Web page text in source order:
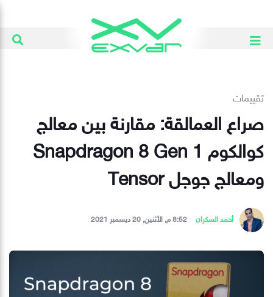
تقييمات
صراع العمالقة: مقارنة بين معالج
كوالكوم Snapdragon 8 Gen 1
ومعالج جوجل Tensor
أحمد السكران 8:52 م, الأثنين, 20 ديسمبر 2021